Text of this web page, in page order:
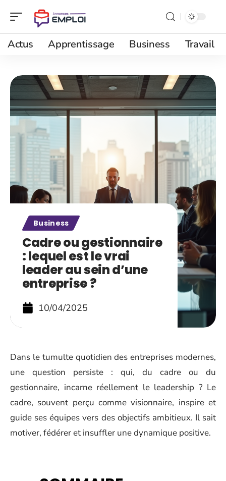
Actus Apprentissage Business Travail
Business
Cadre ou gestionnaire
: lequel est le vrai
leader au sein d’une
entreprise ?
10/04/2025
Dans le tumulte quotidien des entreprises modernes,
une question persiste : qui, du cadre ou du
gestionnaire, incarne réellement le leadership ? Le
cadre, souvent perçu comme visionnaire, inspire et
guide ses équipes vers des objectifs ambitieux. Il sait
motiver, fédérer et insuffler une dynamique positive.